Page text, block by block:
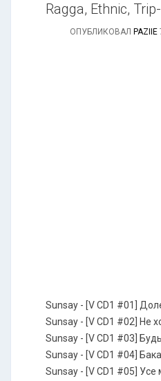
Ragga, Ethnic,
ОПУБЛИКОВАЛ PAZIIE
Sunsay - [V CD1 #01]
Sunsay - [V CD1 #02] Не
Sunsay - [V CD1 #03]
Sunsay - [V CD1 #04]
Sunsay - [V CD1 #05] Усе